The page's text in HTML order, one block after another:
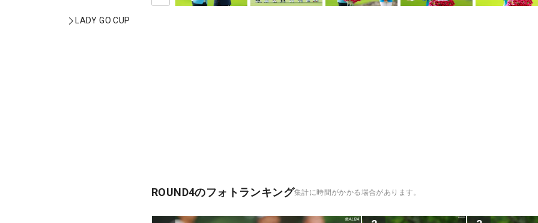
LADY GO CUP
ROUND4のフォトランキング集計に時間がかかる場合があります。